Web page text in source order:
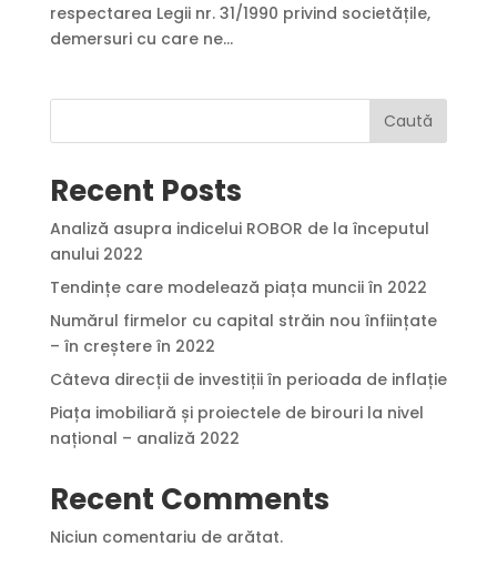
respectarea Legii nr. 31/1990 privind societățile,
demersuri cu care ne...
Caută
Recent Posts
Analiză asupra indicelui ROBOR de la începutul
anului 2022
Tendințe care modelează piața muncii în 2022
Numărul firmelor cu capital străin nou înființate
– în creștere în 2022
Câteva direcții de investiții în perioada de inflație
Piața imobiliară și proiectele de birouri la nivel
național – analiză 2022
Recent Comments
Niciun comentariu de arătat.